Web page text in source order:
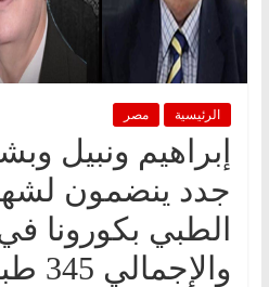
الرئيسية مصر
جدد ينضمون